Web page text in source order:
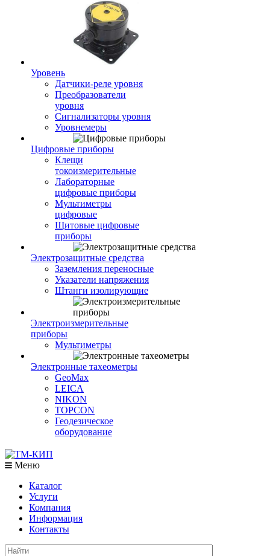
Уровень
Датчики-реле уровня
Преобразователи
уровня
Сигнализаторы уровня
Уровнемеры
Цифровые приборы
Клещи
токоизмерительные
Лабораторные
цифровые приборы
Мультиметры
цифровые
Щитовые цифровые
приборы
Электрозащитные средства
Заземления переносные
Указатели напряжения
Штанги изолирующие
Электроизмерительные
приборы
Мультиметры
Электронные тахеометры
GeoMax
LEICA
NIKON
TOPCON
Геодезическое
оборудование
Меню
Каталог
Услуги
Компания
Информация
Контакты